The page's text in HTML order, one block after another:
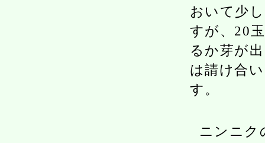
おいて少
すが、20
るか芽が
は請け合
す。
ニンニク